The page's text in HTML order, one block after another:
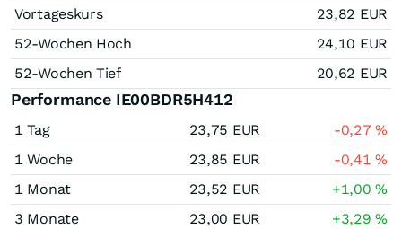
Vortageskurs
23,82 EUR
52-Wochen Hoch
24,10 EUR
52-Wochen Tief
20,62 EUR
Performance IE00BDR5H412
1 Tag 23,75 EUR -0,27%
1 Woche
23,85 EUR -0,41%
1 Monat
23,52 EUR +1,00%
3 Monate
23,00 EUR +3,29%